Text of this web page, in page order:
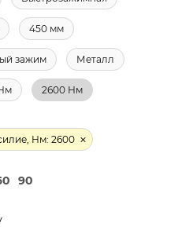
450 мм
зажим Металл
2600 Нм
Нм: 2600
90